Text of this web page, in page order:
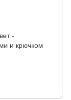
-
и крючком